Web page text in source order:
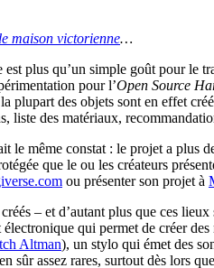
maison victorienne…
est plus qu’un simple goût pour
pour l’Open Source
plupart des objets sont en effet
liste des matériaux,
le même constat : le projet a plus
que le ou les créateurs
ou présenter son projet à
– et d’autant plus que ces
qui permet de créer
Altman), un stylo qui émet des
sûr assez rares, surtout dès lors